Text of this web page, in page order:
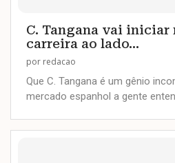
C. Tangana vai iniciar
carreira ao lado...
por redacao
Que C. Tangana é um gênio
mercado espanhol a gente